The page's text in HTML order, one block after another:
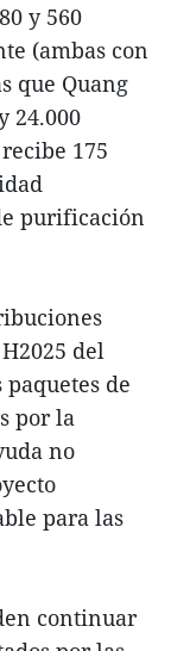
y 560
(ambas con
que Quang
24.000
175
purificación
del
de
por la
no
para las
continuar